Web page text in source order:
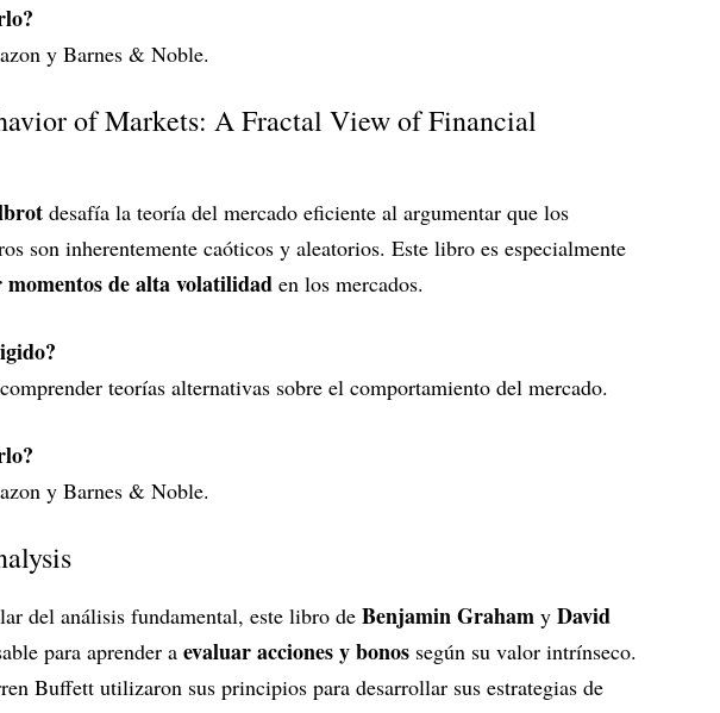
y Barnes & Noble.
of Markets: A Fractal View of Financial
desafía la teoría del mercado eficiente al argumentar que los
son inherentemente caóticos y aleatorios. Este libro es especialmente
de alta volatilidad en los mercados.
teorías alternativas sobre el comportamiento del mercado.
y Barnes & Noble.
del análisis fundamental, este libro de Benjamin Graham y David
para aprender a evaluar acciones y bonos según su valor intrínseco.
Buffett utilizaron sus principios para desarrollar sus estrategias de